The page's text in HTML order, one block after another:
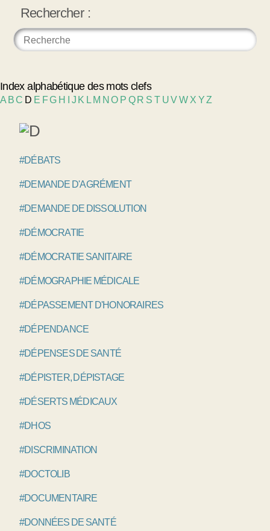
Rechercher :
Index alphabétique des mots clefs
A BC D E FG H J K L M NO P Q R S T UVW X YZ
#DÉBATS
#DEMANDE D'AGRÉMENT
#DEMANDE DE DISSOLUTION
#DÉMOCRATIE
#DÉMOCRATIE SANITAIRE
#DÉMOGRAPHIE MÉDICALE
#DÉPASSEMENT D'HONORAIRES
#DÉPENDANCE
#DÉPENSES DE SANTÉ
#DÉPISTER, DÉPISTAGE
#DÉSERTS MÉDICAUX
#DHOS
#DISCRIMINATION
#DOCTOLIB
#DOCUMENTAIRE
#DONNÉES DE SANTÉ